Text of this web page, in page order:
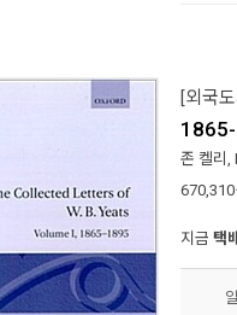
[외국
존 켈리 ,
670,310
지금 택